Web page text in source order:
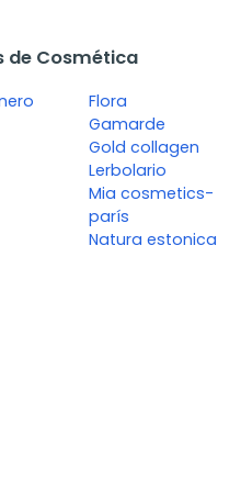
de Cosmética
Flora
Gamarde
Gold collagen
Lerbolario
Mia cosmetics-
parís
Natura estonica